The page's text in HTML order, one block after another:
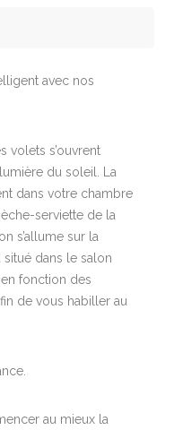
avec nos
volets s’ouvrent
du soleil. La
dans votre chambre
serviette de la
s’allume sur la
dans le salon
en fonction des
de vous habiller au
au mieux la